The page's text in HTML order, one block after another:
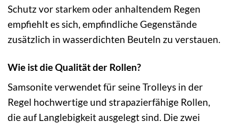
Schutz vor starkem oder anhaltendem Regen
empfiehlt es sich, empfindliche Gegenstände
zusätzlich in wasserdichten Beuteln zu verstauen.
Wie ist die Qualität der Rollen?
Samsonite verwendet für seine Trolleys in der
Regel hochwertige und strapazierfähige Rollen,
die auf Langlebigkeit ausgelegt sind. Die zwei